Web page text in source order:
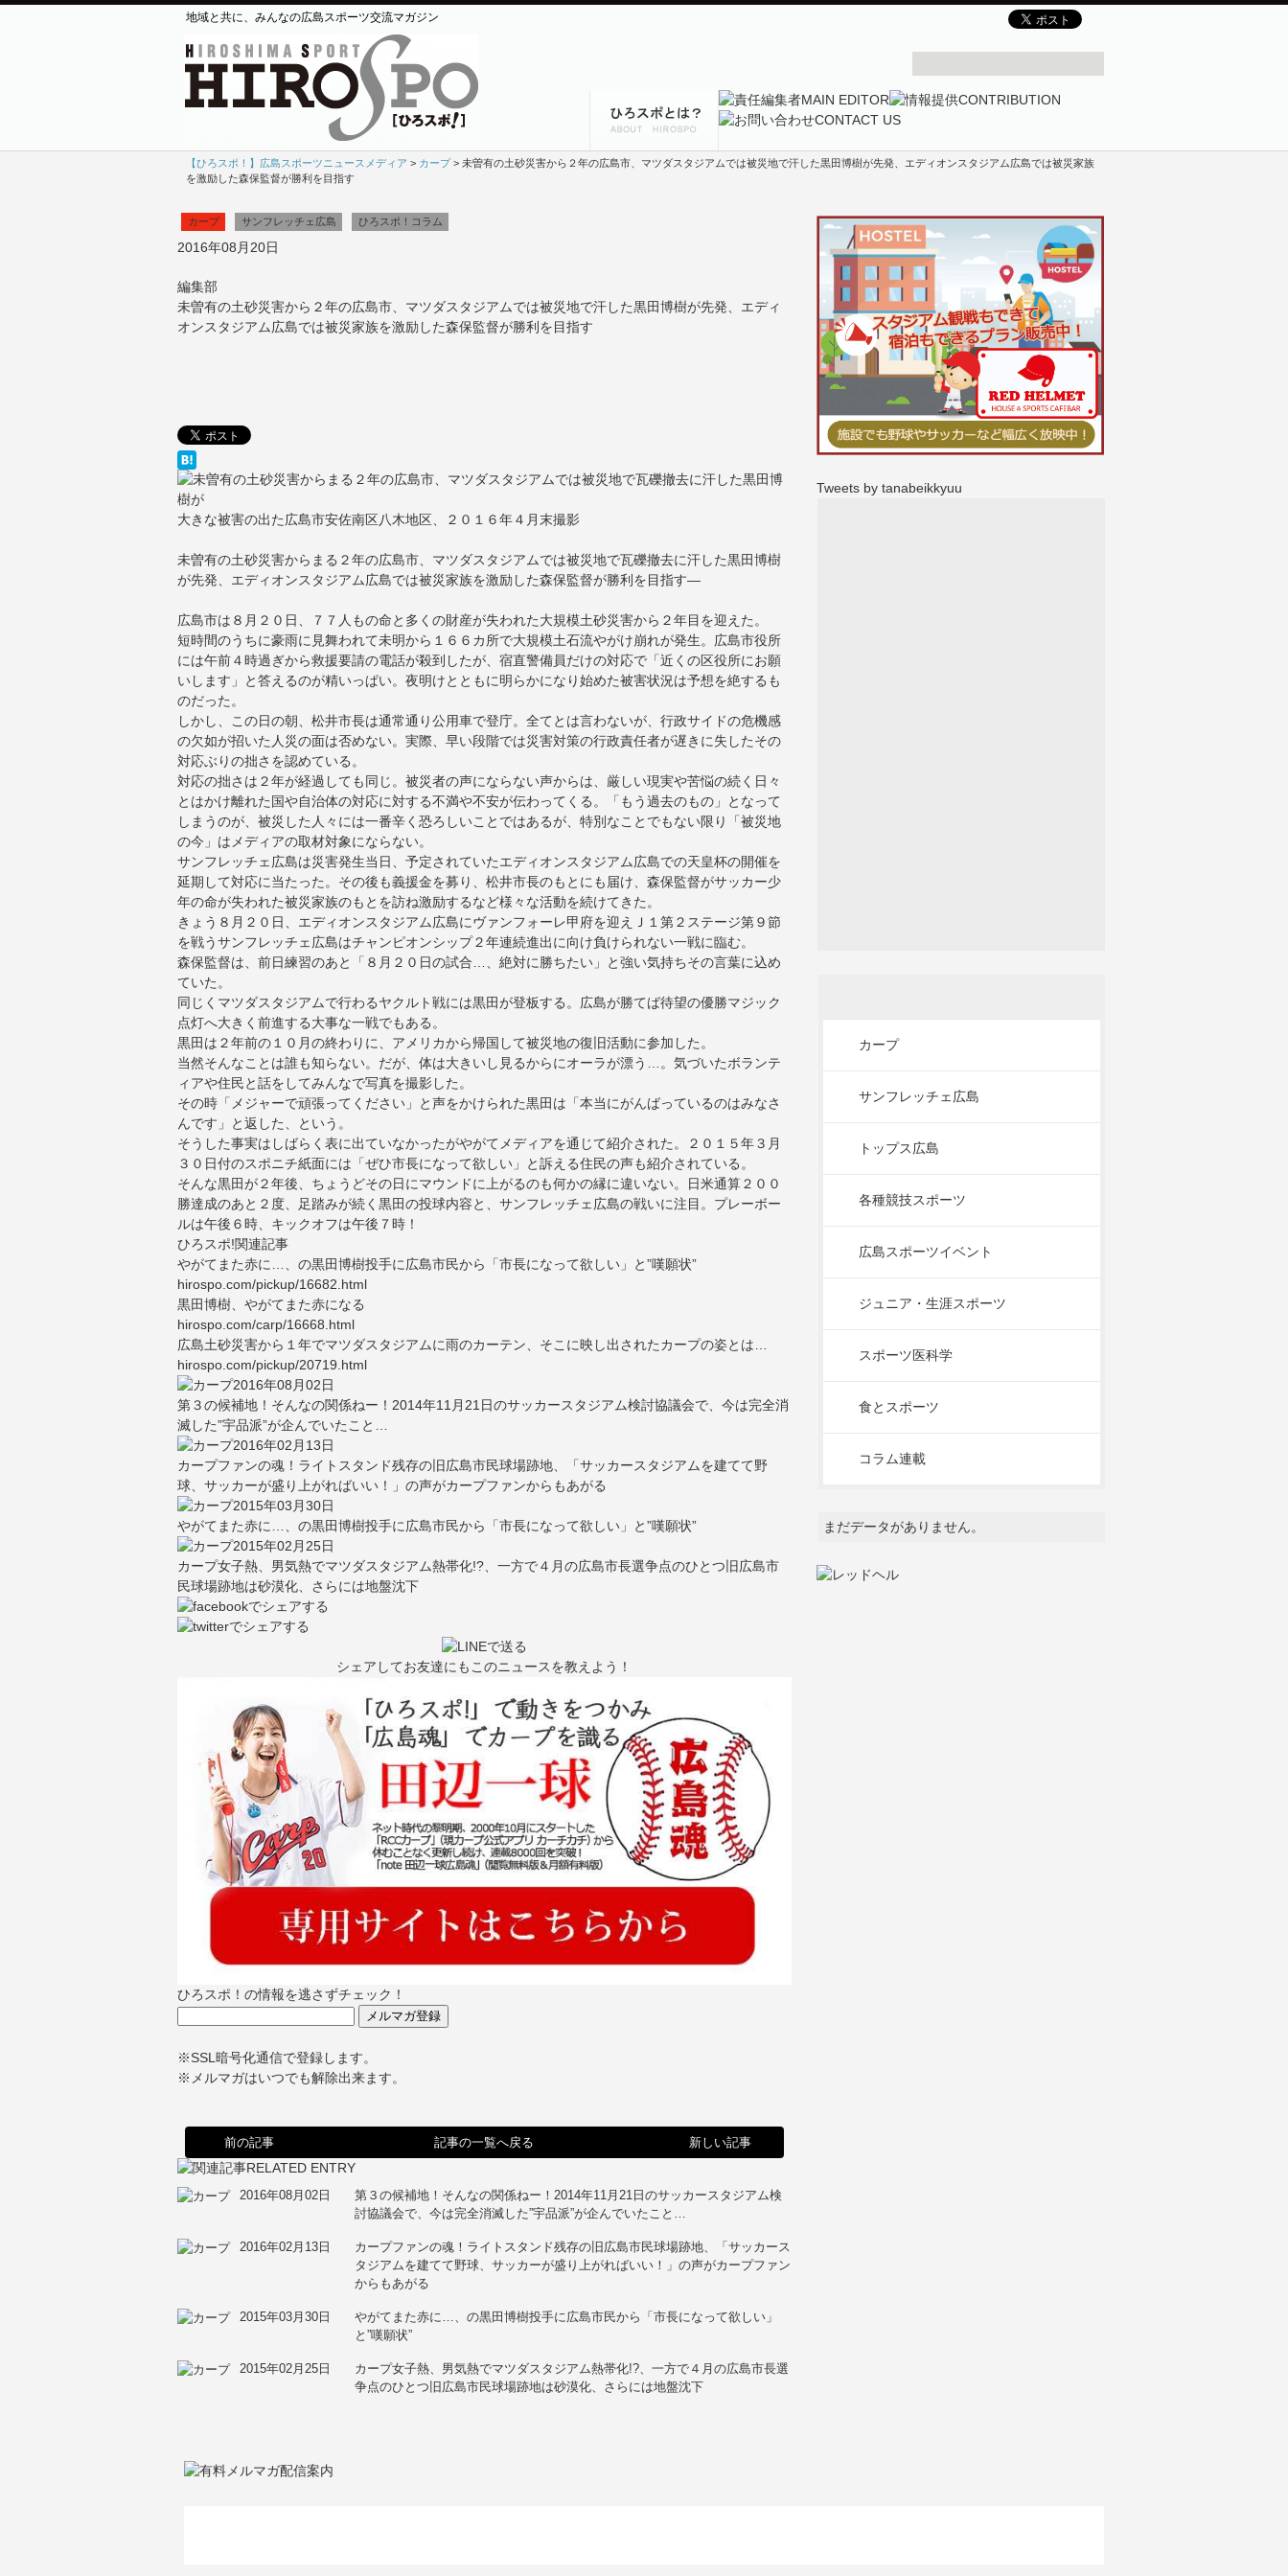
地域と共に、みんなの広島スポーツ交流マガジン
【ひろスポ！】広島スポーツニュースメディア > カープ> 未曽有の土砂災害から２年の広島市、マツダスタジアムでは被災地で汗した黒田博樹が先発、エディオンスタジアム広島では被災家族
を激励した森保監督が勝利を目指す
カープ サンフレッチェ広島 ひろスポ！コラム
2016年08月20日
編集部
未曽有の土砂災害から２年の広島市、マツダスタジアムでは被災地で汗した黒田博樹が先発、エディ
オンスタジアム広島では被災家族を激励した森保監督が勝利を目指す
大きな被害の出た広島市安佐南区八木地区、２０１６年４月末撮影
未曽有の土砂災害からまる２年の広島市、マツダスタジアムでは被災地で瓦礫撤去に汗した黒田博樹
が先発、エディオンスタジアム広島では被災家族を激励した森保監督が勝利を目指す―
広島市は８月２０日、７７人もの命と多くの財産が失われた大規模土砂災害から２年目を迎えた。
短時間のうちに豪雨に見舞われて未明から１６６カ所で大規模土石流やがけ崩れが発生。広島市役所
には午前４時過ぎから救援要請の電話が殺到したが、宿直警備員だけの対応で「近くの区役所にお願
いします」と答えるのが精いっぱい。夜明けとともに明らかになり始めた被害状況は予想を絶するも
のだった。
しかし、この日の朝、松井市長は通常通り公用車で登庁。全てとは言わないが、行政サイドの危機感
の欠如が招いた人災の面は否めない。実際、早い段階では災害対策の行政責任者が遅きに失したその
対応ぶりの拙さを認めている。
対応の拙さは２年が経過しても同じ。被災者の声にならない声からは、厳しい現実や苦悩の続く日々
とはかけ離れた国や自治体の対応に対する不満や不安が伝わってくる。「もう過去のもの」となって
しまうのが、被災した人々には一番辛く恐ろしいことではあるが、特別なことでもない限り「被災地
の今」はメディアの取材対象にならない。
サンフレッチェ広島は災害発生当日、予定されていたエディオンスタジアム広島での天皇杯の開催を
延期して対応に当たった。その後も義援金を募り、松井市長のもとにも届け、森保監督がサッカー少
年の命が失われた被災家族のもとを訪ね激励するなど様々な活動を続けてきた。
きょう８月２０日、エディオンスタジアム広島にヴァンフォーレ甲府を迎えＪ１第２ステージ第９節
を戦うサンフレッチェ広島はチャンピオンシップ２年連続進出に向け負けられない一戦に臨む。
森保監督は、前日練習のあと「８月２０日の試合…、絶対に勝ちたい」と強い気持ちその言葉に込め
ていた。
同じくマツダスタジアムで行わるヤクルト戦には黒田が登板する。広島が勝てば待望の優勝マジック
点灯へ大きく前進する大事な一戦でもある。
黒田は２年前の１０月の終わりに、アメリカから帰国して被災地の復旧活動に参加した。
当然そんなことは誰も知らない。だが、体は大きいし見るからにオーラが漂う…。気づいたボランテ
ィアや住民と話をしてみんなで写真を撮影した。
その時「メジャーで頑張ってください」と声をかけられた黒田は「本当にがんばっているのはみなさ
んです」と返した、という。
そうした事実はしばらく表に出ていなかったがやがてメディアを通じて紹介された。２０１５年３月
３０日付のスポニチ紙面には「ぜひ市長になって欲しい」と訴える住民の声も紹介されている。
そんな黒田が２年後、ちょうどその日にマウンドに上がるのも何かの縁に違いない。日米通算２００
勝達成のあと２度、足踏みが続く黒田の投球内容と、サンフレッチェ広島の戦いに注目。プレーボー
ルは午後６時、キックオフは午後７時！
ひろスポ!関連記事
やがてまた赤に…、の黒田博樹投手に広島市民から「市長になって欲しい」と”嘆願状”
hirospo.com/pickup/16682.html
黒田博樹、やがてまた赤になる
hirospo.com/carp/16668.html
広島土砂災害から１年でマツダスタジアムに雨のカーテン、そこに映し出されたカープの姿とは…
hirospo.com/pickup/20719.html
2016年08月02日
第３の候補地！そんなの関係ねー！2014年11月21日のサッカースタジアム検討協議会で、今は完全消
滅した”宇品派”が企んでいたこと…
2016年02月13日
カープファンの魂！ライトスタンド残存の旧広島市民球場跡地、「サッカースタジアムを建てて野
球、サッカーが盛り上がればいい！」の声がカープファンからもあがる
2015年03月30日
やがてまた赤に…、の黒田博樹投手に広島市民から「市長になって欲しい」と”嘆願状”
2015年02月25日
カープ女子熱、男気熱でマツダスタジアム熱帯化!?、一方で４月の広島市長選争点のひとつ旧広島市
民球場跡地は砂漠化、さらには地盤沈下
シェアしてお友達にもこのニュースを教えよう！
ひろスポ！の情報を逃さずチェック！
※SSL暗号化通信で登録します。
※メルマガはいつでも解除出来ます。
前の記事 記事の一覧へ戻る 新しい記事
2016年08月02日
第３の候補地！そんなの関係ねー！2014年11月21日のサッカースタジアム検
討協議会で、今は完全消滅した”宇品派”が企んでいたこと…
2016年02月13日
カープファンの魂！ライトスタンド残存の旧広島市民球場跡地、「サッカース
タジアムを建てて野球、サッカーが盛り上がればいい！」の声がカープファン
からもあがる
2015年03月30日
やがてまた赤に…、の黒田博樹投手に広島市民から「市長になって欲しい」
と”嘆願状”
2015年02月25日
カープ女子熱、男気熱でマツダスタジアム熱帯化!?、一方で４月の広島市長選
争点のひとつ旧広島市民球場跡地は砂漠化、さらには地盤沈下
Tweets by tanabeikkyuu
カープ
サンフレッチェ広島
トップス広島
各種競技スポーツ
広島スポーツイベント
ジュニア・生涯スポーツ
スポーツ医科学
食とスポーツ
コラム連載
まだデータがありません。